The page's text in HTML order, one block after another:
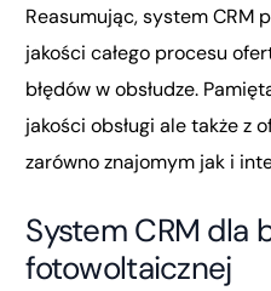
Reasumując, system CRM
jakości całego procesu
błędów w obsłudze.
jakości obsługi ale także z
zarówno znajomym jak i
System CRM dla
fotowoltaicznej